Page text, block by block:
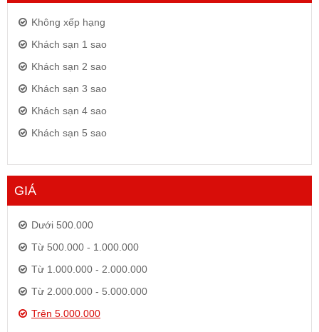
Không xếp hạng
Khách sạn 1 sao
Khách sạn 2 sao
Khách sạn 3 sao
Khách sạn 4 sao
Khách sạn 5 sao
GIÁ
Dưới 500.000
Từ 500.000 - 1.000.000
Từ 1.000.000 - 2.000.000
Từ 2.000.000 - 5.000.000
Trên 5.000.000